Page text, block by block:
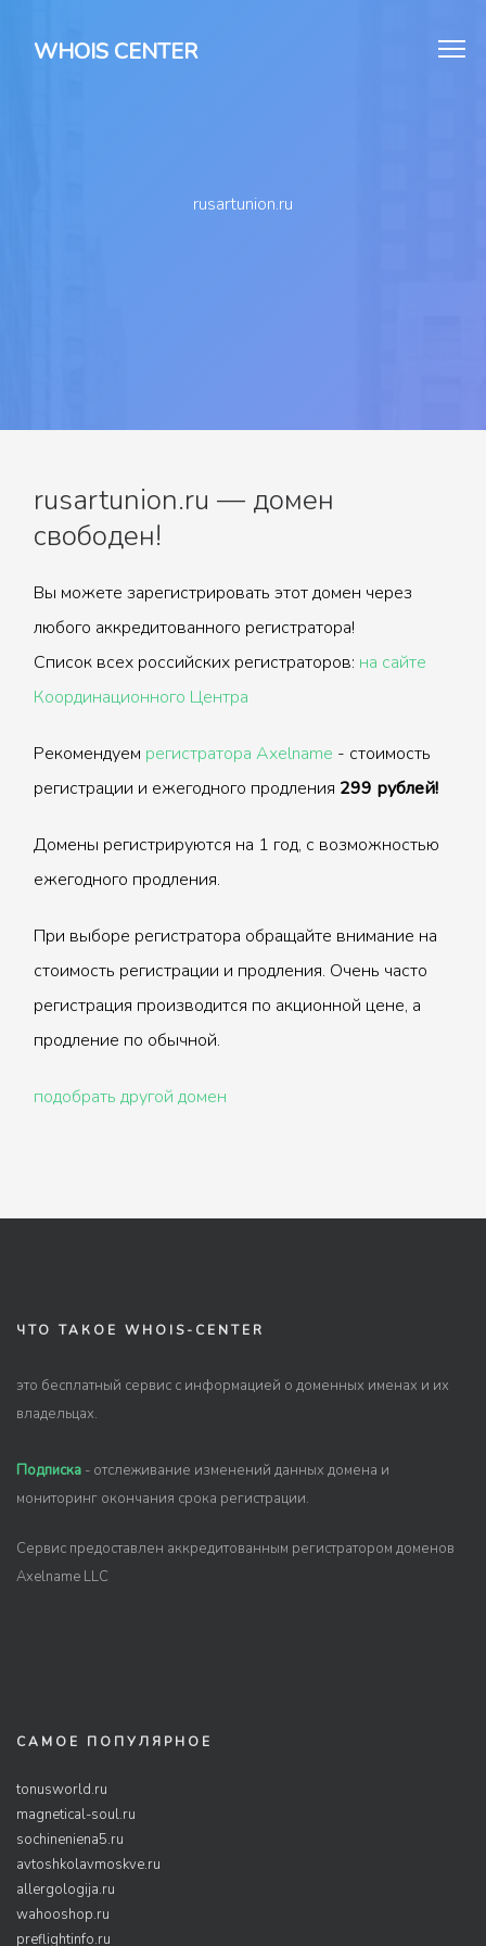
WHOIS CENTER
rusartunion.ru
rusartunion.ru — домен
свободен!
Вы можете зарегистрировать этот домен через
любого аккредитованного регистратора!
Список всех российских регистраторов: на сайте
Координационного Центра
Рекомендуем регистратора Axelname - стоимость
регистрации и ежегодного продления 299 рублей!
Домены регистрируются на 1 год, с возможностью
ежегодного продления.
При выборе регистратора обращайте внимание на
стоимость регистрации и продления. Очень часто
регистрация производится по акционной цене, а
продление по обычной.
подобрать другой домен
ЧТО ТАКОЕ WHOIS-CENTER
это бесплатный сервис с информацией о доменных именах и их
владельцах.
Подписка - отслеживание изменений данных домена и
мониторинг окончания срока регистрации.
Сервис предоставлен аккредитованным регистратором доменов
Axelname LLC
САМОЕ ПОПУЛЯРНОЕ
tonusworld.ru
magnetical-soul.ru
sochineniena5.ru
avtoshkolavmoskve.ru
allergologija.ru
wahooshop.ru
preflightinfo.ru